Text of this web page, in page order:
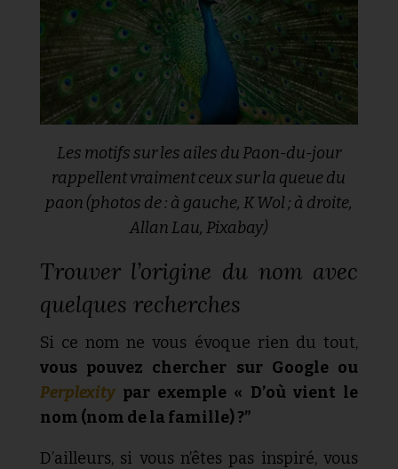
Les motifs sur les ailes du Paon-du-jour
rappellent vraiment ceux sur la queue du
paon (photos de : à gauche, K Wol ; à droite,
Allan Lau, Pixabay)
Trouver l’origine du nom avec
quelques recherches
Si ce nom ne vous évoque rien du tout,
vous pouvez chercher sur Google ou
Perplexitypar exemple « D’où vient le
nom (nom de la famille) ?”
D’ailleurs, si vous n’êtes pas inspiré, vous